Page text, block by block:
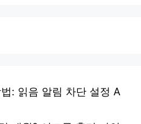
: 읽음 알림 차단 설정 A